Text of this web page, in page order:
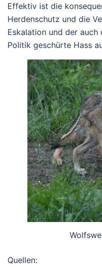
Effektiv ist die
Herdenschutz und die
Eskalation und der auch
Politik geschürte Hass
Quellen: